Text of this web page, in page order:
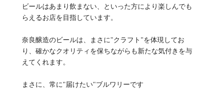
ビールはあまり飲まない、といった方により楽しんでも
らえるお店を目指しています。
奈良醸造のビールは、まさに"クラフト"を体現してお
り、確かなクオリティを保ちながらも新たな気付きを与
えてくれます。
まさに、常に"届けたい"ブルワリーです